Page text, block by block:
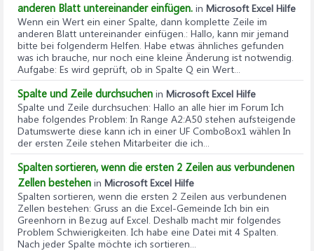
anderen Blatt untereinander einfügen. in Microsoft Excel Hilfe
Wenn ein Wert ein einer Spalte, dann komplette Zeile im
anderen Blatt untereinander einfügen.: Hallo, kann mir jemand
bitte bei folgenderm Helfen. Habe etwas ähnliches gefunden
was ich brauche, nur noch eine kleine Änderung ist notwendig.
Aufgabe: Es wird geprüft, ob in Spalte Q ein Wert...
Spalte und Zeile durchsuchen in Microsoft Excel Hilfe
Spalte und Zeile durchsuchen: Hallo an alle hier im Forum Ich
habe folgendes Problem: In Range A2:A50 stehen aufsteigende
Datumswerte diese kann ich in einer UF ComboBox1 wählen In
der ersten Zeile stehen Mitarbeiter die ich...
Spalten sortieren, wenn die ersten 2 Zeilen aus verbundenen
Zellen bestehen in Microsoft Excel Hilfe
Spalten sortieren, wenn die ersten 2 Zeilen aus verbundenen
Zellen bestehen: Gruss an die Excel-Gemeinde Ich bin ein
Greenhorn in Bezug auf Excel. Deshalb macht mir folgendes
Problem Schwierigkeiten. Ich habe eine Datei mit 4 Spalten.
Nach jeder Spalte möchte ich sortieren...